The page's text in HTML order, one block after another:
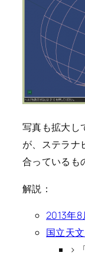
写真も拡大し
が、ステラナ
合っているも
解説：
2013年8
国立天
>